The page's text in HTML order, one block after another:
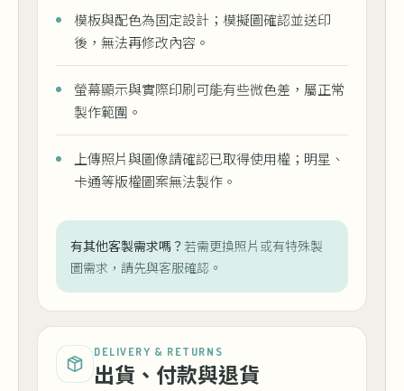
模板與配色為固定設計；模擬圖確認並送印
後，無法再修改內容。
螢幕顯示與實際印刷可能有些微色差，屬正常
製作範圍。
上傳照片與圖像請確認已取得使用權；明星、
卡通等版權圖案無法製作。
有其他客製需求嗎？ 若需更換照片或有特殊製
圖需求，請先與客服確認。
DELIVERY & RETURNS
出貨、付款與退貨